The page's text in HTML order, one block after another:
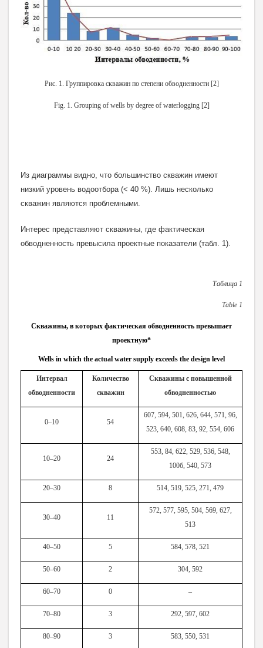
Рис. 1. Группировка скважин по степени обводненности [2]
Fig. 1. Grouping of wells by degree of waterlogging [2]
Из диаграммы видно, что большинство скважин имеют
низкий уровень водоотбора (< 40 %). Лишь несколько
скважин являются проблемными.
Интерес представляют скважины, где фактическая
обводненность превысила проектные показатели (табл. 1).
Таблица 1
Table 1
Скважины, в которых фактическая обводненность превышает
проектную*
Wells in which the actual water supply exceeds the design level
Интервал
обводненности
Количество
скважин
Скважины с повышенной
обводненностью
0–10 54
607, 594, 501, 626, 644, 571, 96,
523, 640, 608, 83, 92, 554, 606
10–20 24
553, 84, 622, 529, 536, 548,
100б, 540, 573
20–30 8 514, 519, 525, 271, 479
30–40 11
572, 577, 595, 504, 569, 627,
513
40–50 5 584, 578, 521
50–60 2 304, 592
60–70 0 –
70–80 3 292, 597, 602
80–90 3 583, 550, 531